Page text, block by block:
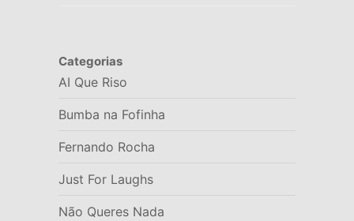
Categorias
AI Que Riso
Bumba na Fofinha
Fernando Rocha
Just For Laughs
Não Queres Nada